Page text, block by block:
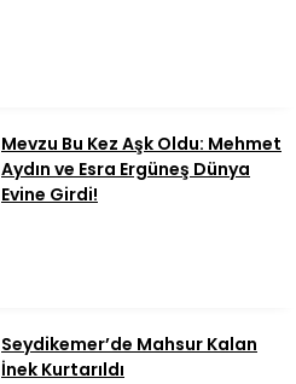
Mevzu Bu Kez Aşk Oldu: Mehmet
Aydın ve Esra Ergüneş Dünya
Evine Girdi!
Seydikemer’de Mahsur Kalan
İnek Kurtarıldı